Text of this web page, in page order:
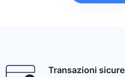
Transazioni sicure